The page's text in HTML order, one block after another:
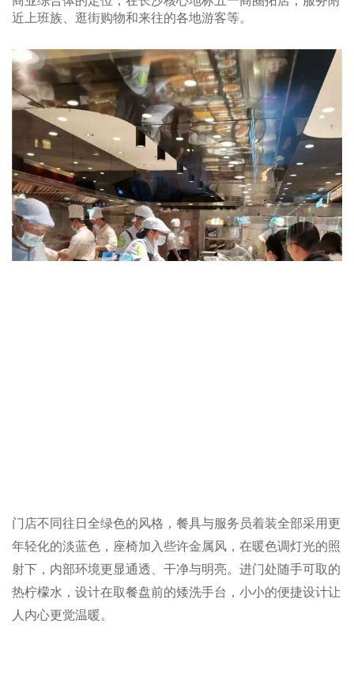
近上班族、逛街购物和来往的各地游客等。
门店不同往日全绿色的风格，餐具与服务员着装全部采用更
年轻化的淡蓝色，座椅加入些许金属风，在暖色调灯光的照
射下，内部环境更显通透、干净与明亮。进门处随手可取的
热柠檬水，设计在取餐盘前的矮洗手台，小小的便捷设计让
人内心更觉温暖。